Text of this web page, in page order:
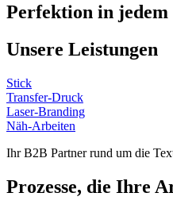
Perfektion in jedem
Unsere Leistungen
Stick
Transfer-Druck
Laser-Branding
Näh-Arbeiten
Ihr B2B Partner rund um die
Prozesse, die Ihre